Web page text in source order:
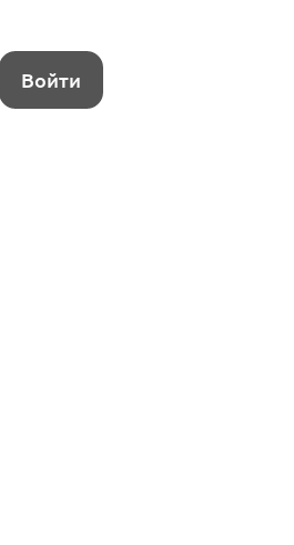
Войти